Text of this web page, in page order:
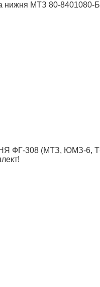
нижня МТЗ 80-8401080-
ФГ-308 (МТЗ, ЮМЗ-6, Т-